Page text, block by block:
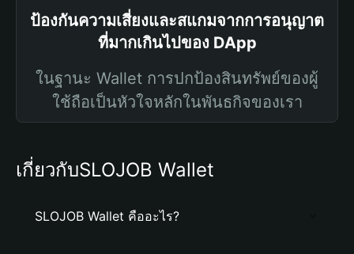
ป้องกันความเสี่ยงและสแกมจากการอนุญาต
ที่มากเกินไปของ DApp
ในฐานะ Wallet การปกป้องสินทรัพย์ของผู้
ใช้ถือเป็นหัวใจหลักในพันธกิจของเรา
เกี่ยวกับSLOJOB Wallet
SLOJOB Wallet คืออะไร?